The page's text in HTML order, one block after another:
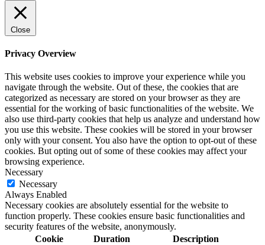
Close
Privacy Overview
This website uses cookies to improve your experience while you
navigate through the website. Out of these, the cookies that are
categorized as necessary are stored on your browser as they are
essential for the working of basic functionalities of the website. We
also use third-party cookies that help us analyze and understand how
you use this website. These cookies will be stored in your browser
only with your consent. You also have the option to opt-out of these
cookies. But opting out of some of these cookies may affect your
browsing experience.
Necessary
Necessary
Always Enabled
Necessary cookies are absolutely essential for the website to
function properly. These cookies ensure basic functionalities and
security features of the website, anonymously.
Cookie
Duration Description